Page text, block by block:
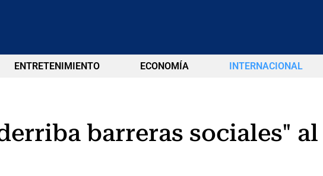
ENTRETENIMIENTO ECONOMÍA INTERNACIONAL
barreras sociales"